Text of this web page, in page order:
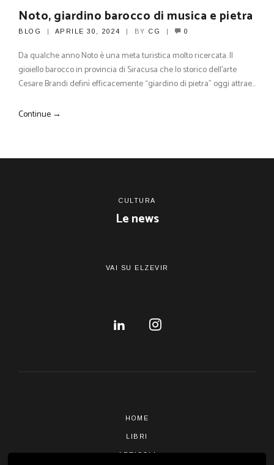
Noto, giardino barocco di musica e pietra
BLOG APRILE 30, 2024 BY CG 0
Da qualche anno Noto è una meta turistica molto ricercata. Il
gioiello barocco in provincia di Siracusa che lo storico dell’arte
Cesare Brandi definì efficacemente “giardino di pietra” oggi attrae…
Continue →
CULTURA
Le news
VAI SU ELZEVIR
HOME
LIBRI
ARTICOLI